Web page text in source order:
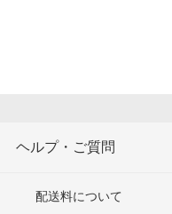
ヘルプ・ご質問
配送料について